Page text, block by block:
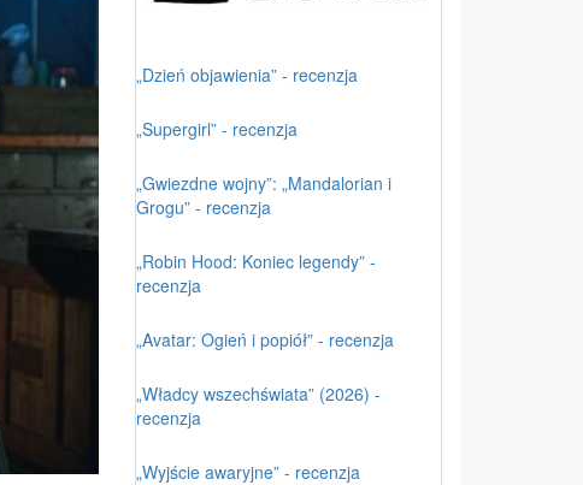
„Dzień objawienia” - recenzja
„Supergirl” - recenzja
„Gwiezdne wojny”: „Mandalorian i
Grogu” - recenzja
„Robin Hood: Koniec legendy” -
recenzja
„Avatar: Ogień i popiół” - recenzja
„Władcy wszechświata” (2026) -
recenzja
„Wyjście awaryjne” - recenzja